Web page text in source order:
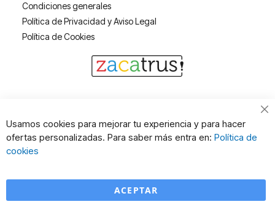
Condiciones generales
Política de Privacidad y Aviso Legal
Política de Cookies
Usamos cookies para mejorar tu experiencia y para hacer
ofertas personalizadas. Para saber más entra en: Política de
cookies
ACEPTAR